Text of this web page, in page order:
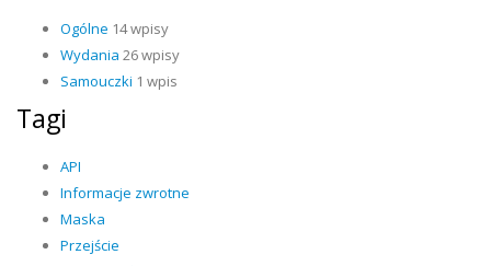
Ogólne 14 wpisy
Wydania 26 wpisy
Samouczki 1 wpis
Tagi
API
Informacje zwrotne
Maska
Przejście